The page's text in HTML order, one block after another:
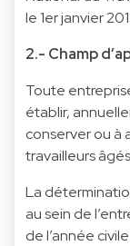
le 1er janvier
2.- Champ
Toute
établir,
conserver ou à
travailleurs
La
au sein de
de l’année